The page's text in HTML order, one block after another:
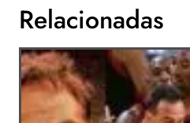
Relacionadas